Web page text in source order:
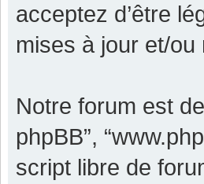
acceptez d’être
mises à jour et/ou
Notre forum est
phpBB”,
script libre de